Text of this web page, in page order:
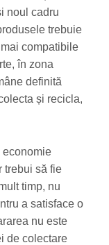
noul cadru
trebuie
compatibile
în zona
definită
și recicla,
economie
trebui să fie
timp, nu
a satisface o
nu este
de colectare